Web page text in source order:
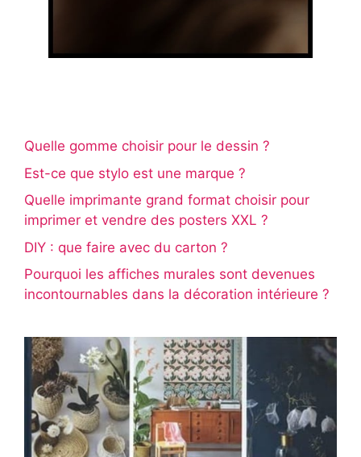
Quelle gomme choisir pour le dessin ?
Est-ce que stylo est une marque ?
Quelle imprimante grand format choisir pour
imprimer et vendre des posters XXL ?
DIY : que faire avec du carton ?
Pourquoi les affiches murales sont devenues
incontournables dans la décoration intérieure ?